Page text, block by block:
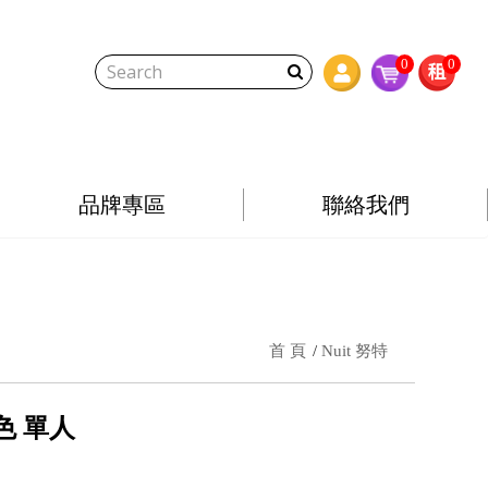
0 0
品牌專區 聯絡我們
首 頁 Nuit 努特
單人